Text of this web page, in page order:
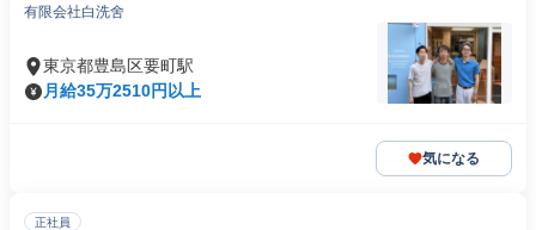
有限会社白洗舍
東京都豊島区要町駅
月給35万2510円以上
気になる
正社員